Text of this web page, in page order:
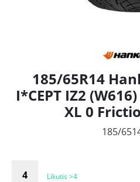
185/65R14
I*CEPT IZ2
XL 0
185/
Likutis >4